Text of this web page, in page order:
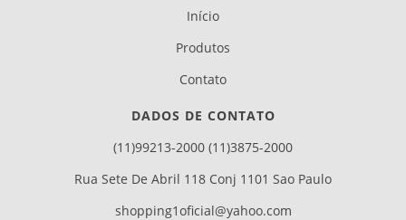
Início
Produtos
Contato
DADOS DE CONTATO
(11)99213-2000 (11)3875-2000
Rua Sete De Abril 118 Conj 1101 Sao Paulo
shopping1oficial@yahoo.com